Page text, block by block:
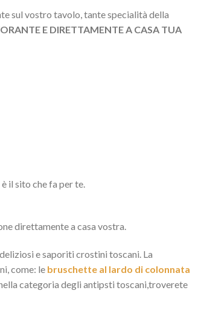
sul vostro tavolo, tante specialità della
E DIRETTAMENTE A CASA TUA
il sito che fa per te.
direttamente a casa vostra.
e saporiti crostini toscani. La
come: le bruschette al lardo di colonnata
categoria degli antipsti toscani,troverete